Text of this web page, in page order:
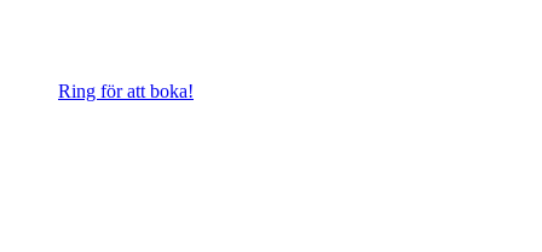
Ring för att boka!